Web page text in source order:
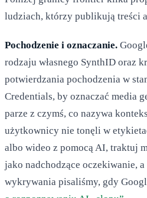
ludziach, którzy publikują treści
Pochodzenie i oznaczanie.
rodzaju własnego SynthID oraz
potwierdzania pochodzenia w
Credentials, by oznaczać media
parze z czymś, co nazywa
użytkownicy nie tonęli w
albo wideo z pomocą AI, traktuj
jako nadchodzące oczekiwanie,
wykrywania pisaliśmy, gdy